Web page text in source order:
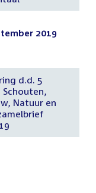
2019
d.d. 5
Natuur en